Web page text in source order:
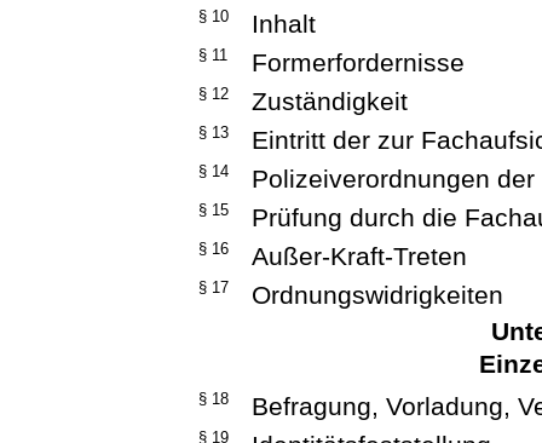
§ 10 Inhalt
§ 11 Formerfordernisse
§ 12 Zuständigkeit
§ 13 Eintritt der zur
§ 14 Polizeiverordnungen
§ 15 Prüfung durch die
§ 16 Außer-Kraft-Treten
§ 17
Ordnungswidrigkeiten
§ 18 Befragung, Vorladung,
§ 19